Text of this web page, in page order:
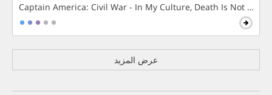
Captain America: Civil War - In My Culture, Death Is Not The
عرض المزيد